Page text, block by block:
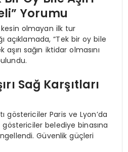
Yorumu
olmayan ilk tur
açıklamada, “Tek bir oy bile
sağın iktidar olmasını
Sağ Karşıtları
göstericiler Paris ve Lyon’da
göstericiler belediye binasına
Güvenlik güçleri